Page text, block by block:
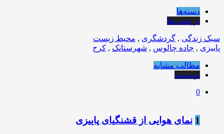
دسته‌ها
برچسب‌ها
سبک زندگی , گردشگری , محیط زیست
پاییزی , جاده چالوس , شهرستانک , کرج
مطالب مشابه
نویسنده
0
1 نمای هوایی از قشنگیای پاييزی